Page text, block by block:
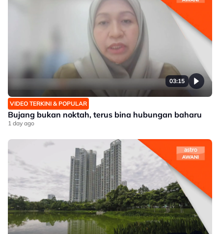
03:15
VIDEO TERKINI & POPULAR
Bujang bukan noktah, terus bina hubungan baharu
1 day ago